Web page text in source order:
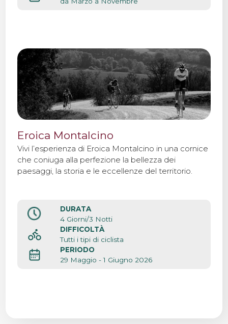
Eroica Montalcino
Vivi l’esperienza di Eroica Montalcino in una cornice
che coniuga alla perfezione la bellezza dei
paesaggi, la storia e le eccellenze del territorio.
DURATA
4 Giorni/3 Notti
DIFFICOLTÀ
Tutti i tipi di ciclista
PERIODO
29 Maggio - 1 Giugno 2026